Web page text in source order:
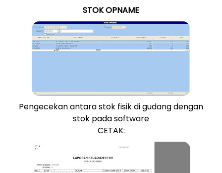
STOK OPNAME
Pengecekan antara stok fisik di gudang dengan
stok pada software
CETAK: